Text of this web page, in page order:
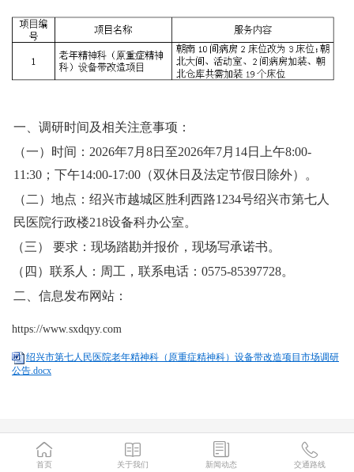
一 调研时间及相关注意事项：
（一）时间： 2026年7月 8日至2026年7月 14日上午8:00-
11:30 ；下午14:00-17:00 （双休日及法定节假日除外）。
（二）地点：绍兴市越城区胜利西路1234号绍兴市第七人
民医院行政楼218设备科办公室。
（三）
要求：现场踏勘并报价，现场写承诺书。
（ 四 ） 联系人 ：周 工 ，联系电话： 0575-85397728。
二
、信息发布网站：
https://www.sxdqyy.com
绍兴市第七人民医院老年精神科（原重症精神科）设备带改造项目市场调研
公告.docx
首页 关于我们 新闻动态 交通路线